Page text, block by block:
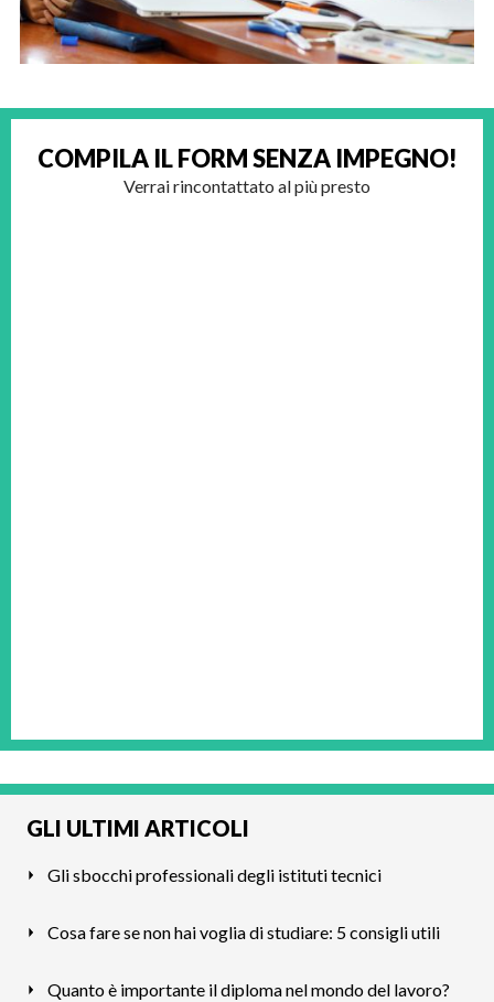
COMPILA IL FORMSENZA IMPEGNO!
Verrai rincontattato al più presto
GLI ULTIMI ARTICOLI
Gli sbocchi professionali degli istituti tecnici
Cosa fare se non hai voglia di studiare: 5 consigli utili
Quanto è importante il diploma nel mondo del lavoro?